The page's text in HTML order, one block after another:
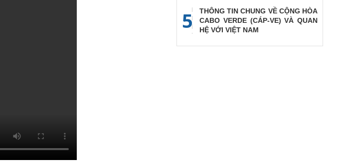
5
THÔNG TIN CHUNG VỀ CỘNG HÒA
CABO VERDE (CÁP-VE) VÀ QUAN
HỆ VỚI VIỆT NAM